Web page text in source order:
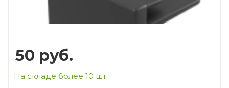
50 руб.
На складе более 10 шт.